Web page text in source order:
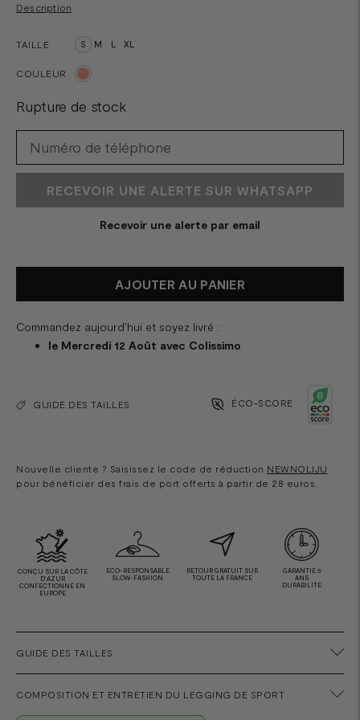
Description
TAILLE S M L XL
COULEUR
Rupture de stock
RECEVOIR UNE ALERTE SUR WHATSAPP
Recevoir une alerte par email
AJOUTER AU PANIER
Commandez aujourd'hui et soyez livré :
le Mercredi 12 Août avec Colissimo
GUIDE DES TAILLES ÉCO-SCORE
Nouvelle cliente ? Saisissez le code de réduction NEWNOLIJU
pour bénéficier des frais de port offerts à partir de 28 euros.
CONÇU SUR LA CÔTE
D'AZUR
CONFECTIONNÉ EN
EUROPE
ECO-RESPONSABLE
SLOW-FASHION
RETOUR GRATUIT SUR
TOUTE LA FRANCE
GARANTIE 5
ANS
DURABILITE
GUIDE DES TAILLES
COMPOSITION ET ENTRETIEN DU LEGGING DE SPORT